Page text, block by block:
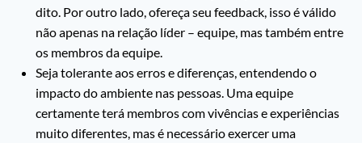
dito. Por outro lado, ofereça seu feedback, isso é válido
não apenas na relação líder – equipe, mas também entre
os membros da equipe.
Seja tolerante aos erros e diferenças, entendendo o
impacto do ambiente nas pessoas. Uma equipe
certamente terá membros com vivências e experiências
muito diferentes, mas é necessário exercer uma